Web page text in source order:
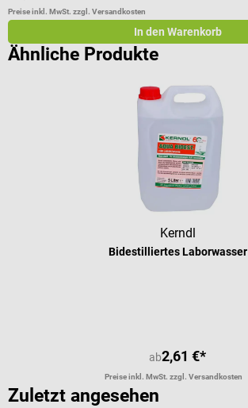
Preise inkl. MwSt. zzgl. Versandkosten
In den Warenkorb
Ähnliche Produkte
Kerndl
Bidestilliertes Laborwasser
ab2,61 €*
Preise inkl. MwSt. zzgl. Versandkosten
Zuletzt angesehen